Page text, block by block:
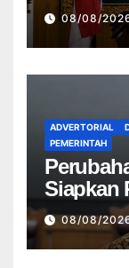
08/08/
ADVERTORIAL
PEMERINTAH
Siapkan
Rusak
08/08/